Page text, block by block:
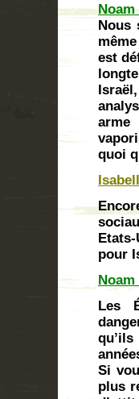
Noam
Nous
est
arme
quoi
pour
Les
Si
plus